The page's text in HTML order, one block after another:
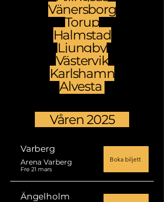
Vänersborg
Torup
Halmstad
Ljungby
Västervik
Karlshamn
Alvesta
Våren 2025
Varberg
Arena Varberg
Fre 21 mars
Boka biljett
Ängelholm